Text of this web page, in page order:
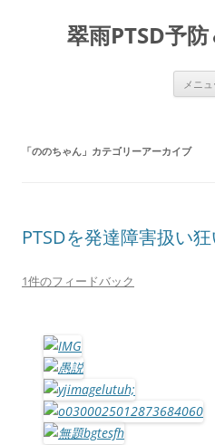
翠雨PTSD予
メニ
「ののちゃん 」カテゴリーアーカイブ
PTSDを発達障害扱い
1件のフィードバック